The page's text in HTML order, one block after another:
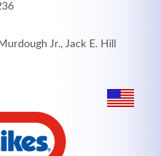
Jr., Jack E. Hill
Projects
amet, consectetuer adipiscing
ligula eget dolor.